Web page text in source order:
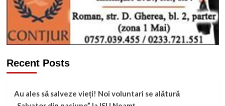
Recent Posts
Au ales să salveze vieți! Noi voluntari se alătură